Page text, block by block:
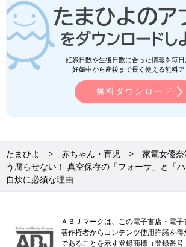
妊娠日数や生後日数に合った情報を毎日
妊娠中から産後まで長く使える無料ア
無料ダウンロード
たまひよ 赤ちゃん・育児
家電女優
う腐らせない！ 真空保存の「フォーサ」と「
自炊に必須な理由
ＡＢＪマークは、この電子書店・電子
著作権者からコンテンツ使用許諾を
であることを示す登録商標（登録番号